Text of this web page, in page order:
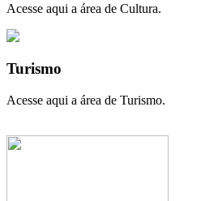
Acesse aqui a área de Cultura.
Turismo
Acesse aqui a área de Turismo.